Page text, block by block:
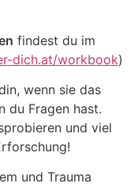
findest du im
dich.at/workbook)
wenn sie das
du Fragen hast.
und viel
und Trauma